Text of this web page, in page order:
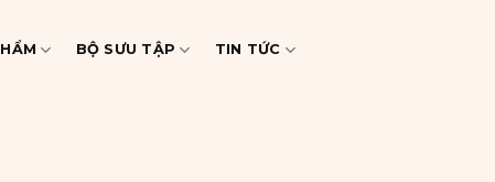
BỘ SƯU TẬP TIN TỨC